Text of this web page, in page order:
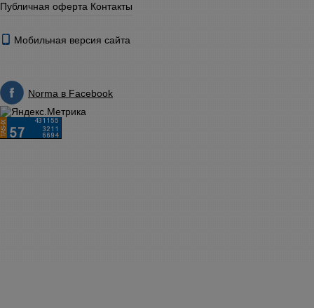
Публичная оферта Контакты
Мобильная версия сайта
Norma в Facebook